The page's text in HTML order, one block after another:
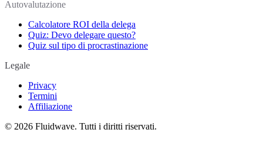
Autovalutazione
Calcolatore ROI della delega
Quiz: Devo delegare questo?
Quiz sul tipo di procrastinazione
Legale
Privacy
Termini
Affiliazione
© 2026 Fluidwave. Tutti i diritti riservati.